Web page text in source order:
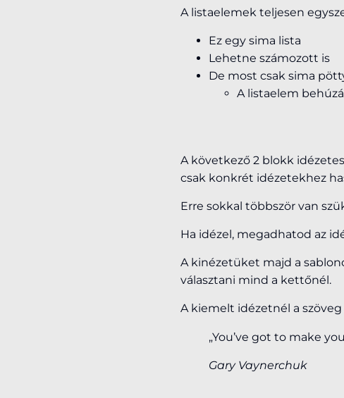
A listaelemek teljesen
Ez egy sima lista
Lehetne számozott is
De most csak sima
A listaelem
A következő 2 blokk
csak konkrét idézetekhez
Erre sokkal többször van
Ha idézel, megadhatod az
A kinézetüket majd a
választani mind a kettőnél.
A kiemelt idézetnél a
„You’ve got to make
Gary Vaynerchuk